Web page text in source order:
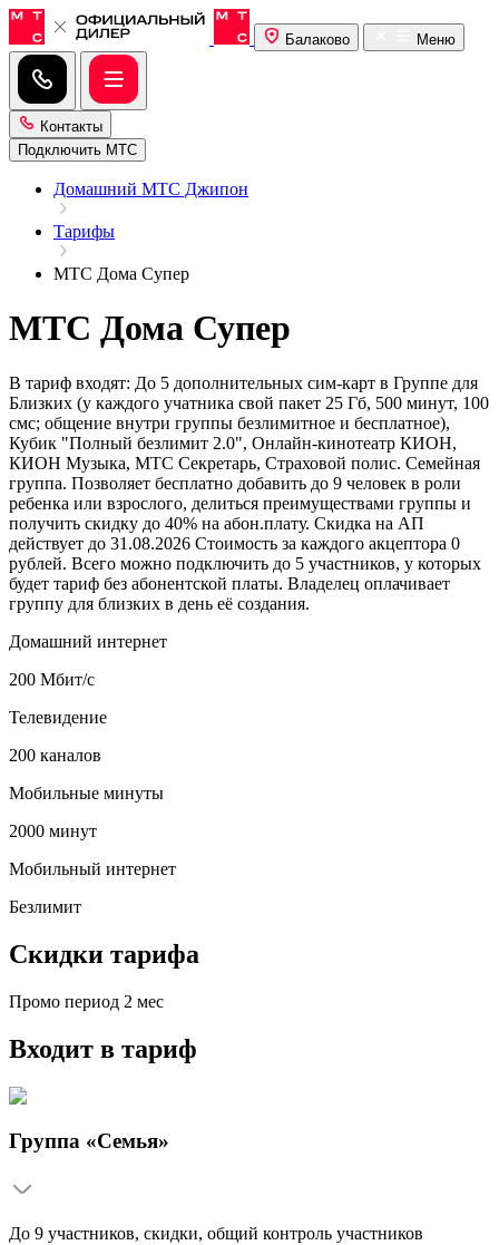
Балаково Меню
Контакты
Подключить МТС
Домашний МТС Джипон
Тарифы
МТС Дома Супер
МТС Дома Супер
В тариф входят: До 5 дополнительных сим-карт в Группе для
Близких (у каждого учатника свой пакет 25 Гб, 500 минут, 100
смс; общение внутри группы безлимитное и бесплатное),
Кубик "Полный безлимит 2.0", Онлайн-кинотеатр КИОН,
КИОН Музыка, МТС Секретарь, Страховой полис. Семейная
группа. Позволяет бесплатно добавить до 9 человек в роли
ребенка или взрослого, делиться преимуществами группы и
получить скидку до 40% на абон.плату. Скидка на АП
действует до 31.08.2026 Стоимость за каждого акцептора 0
рублей. Всего можно подключить до 5 участников, у которых
будет тариф без абонентской платы. Владелец оплачивает
группу для близких в день её создания.
Домашний интернет
200 Мбит/с
Телевидение
200 каналов
Мобильные минуты
2000 минут
Мобильный интернет
Безлимит
Скидки тарифа
Промо период 2 мес
Входит в тариф
Группа «Семья»
До 9 участников, скидки, общий контроль участников